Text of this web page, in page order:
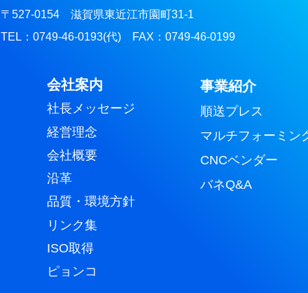
〒527-0154 滋賀県東近江市園町31-1
TEL：0749-46-0193(代) FAX：0749-46-0199
会社案内
社長メッセージ
経営理念
会社概要
沿革
品質・環境方針
リンク集
ISO取得
ピョンコ
事業紹介
順送プレス
マルチフォーミン
CNCベンダー
バネQ&A